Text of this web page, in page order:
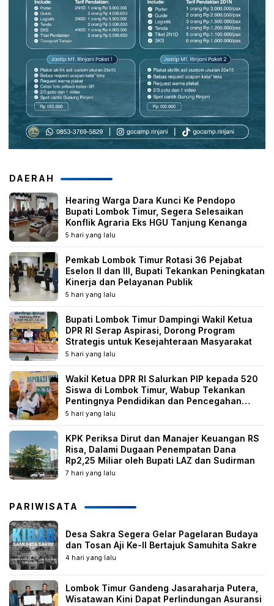
DAERAH
Hearing Warga Dara Kunci Ke Pendopo
Bupati Lombok Timur, Segera Selesaikan
Konflik Agraria Eks HGU Tanjung Kenanga
5 hari yang lalu
Pemkab Lombok Timur Rotasi 36 Pejabat
Eselon II dan III, Bupati Tekankan Peningkatan
Kinerja dan Pelayanan Publik
5 hari yang lalu
Bupati Lombok Timur Dampingi Wakil Ketua
DPR RI Serap Aspirasi, Dorong Program
Strategis untuk Kesejahteraan Masyarakat
5 hari yang lalu
Wakil Ketua DPR RI Salurkan PIP kepada 520
Siswa di Lombok Timur, Wabup Tekankan
Pentingnya Pendidikan dan Pencegahan
Perkawinan Anak
5 hari yang lalu
KPK Periksa Dirut dan Manajer Keuangan RS
Risa, Dalami Dugaan Penempatan Dana
Rp2,25 Miliar oleh Bupati LAZ dan Sudirman
7 hari yang lalu
PARIWISATA
Desa Sakra Segera Gelar Pagelaran Budaya
dan Tosan Aji Ke-II Bertajuk Samuhita Sakre
4 hari yang lalu
Lombok Timur Gandeng Jasaraharja Putera,
Wisatawan Kini Dapat Perlindungan Asuransi